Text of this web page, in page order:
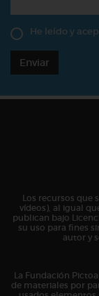
He leído y
Enviar
Los recursos que
vídeos), al igual
publican bajo
su uso para fines
autor y
La Fundación
de materiales por